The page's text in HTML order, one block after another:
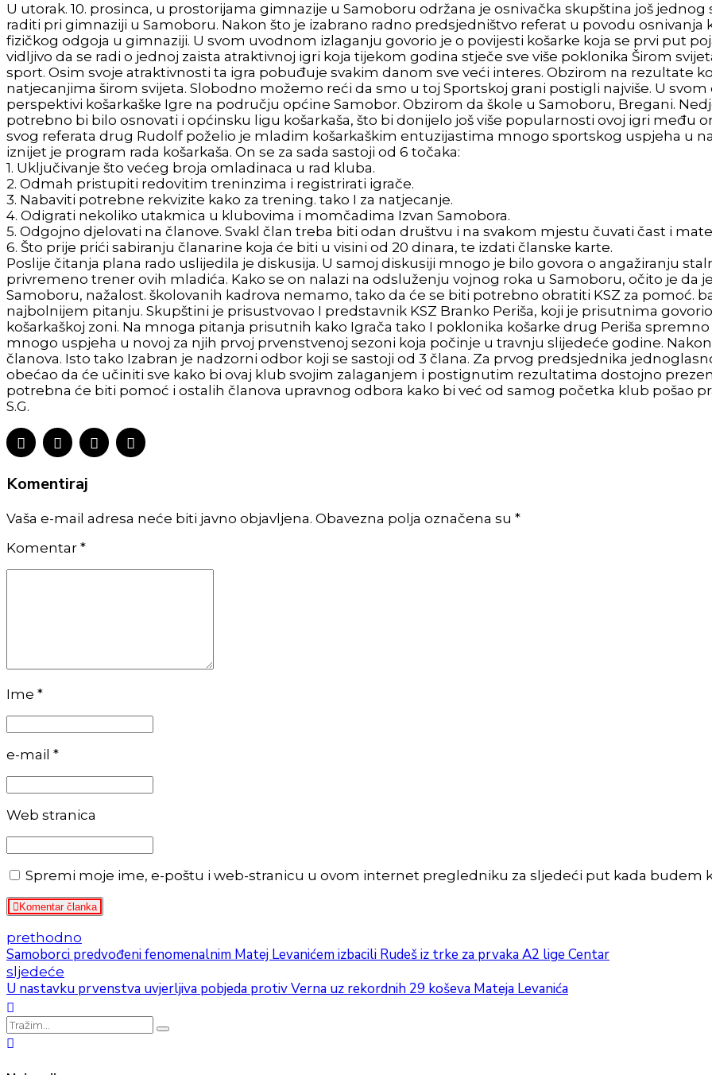
U utorak. 10. prosinca, u prostorijama gimnazije u Samoboru održana je osnivačka skupština još
raditi pri gimnaziji u Samoboru. Nakon što je izabrano radno predsjedništvo referat u povodu osnivanja
fizičkog odgoja u gimnaziji. U svom uvodnom izlaganju govorio je o povijesti košarke koja se prvi put
vidljivo da se radi o jednoj zaista atraktivnoj igri koja tijekom godina stječe sve više poklonika Širom
sport. Osim svoje atraktivnosti ta igra pobuđuje svakim danom sve veći interes. Obzirom na rezultate
natjecanjima širom svijeta. Slobodno možemo reći da smo u toj Sportskoj grani postigli najviše. U
perspektivi košarkaške Igre na području općine Samobor. Obzirom da škole u Samoboru, Bregani.
potrebno bi bilo osnovati i općinsku ligu košarkaša, što bi donijelo još više popularnosti ovoj igri među
svog referata drug Rudolf poželio je mladim košarkaškim entuzijastima mnogo sportskog uspjeha u
iznijet je program rada košarkaša. On se za sada sastoji od 6 točaka:
1. Uključivanje što većeg broja omladinaca u rad kluba.
2. Odmah pristupiti redovitim treninzima i registrirati igrače.
3. Nabaviti potrebne rekvizite kako za trening. tako I za natjecanje.
4. Odigrati nekoliko utakmica u klubovima i momčadima Izvan Samobora.
5. Odgojno djelovati na članove. Svakl član treba biti odan društvu i na svakom mjestu čuvati čast i
6. Što prije prići sabiranju članarine koja će biti u visini od 20 dinara, te izdati članske karte.
Poslije čitanja plana rado uslijedila je diskusija. U samoj diskusiji mnogo je bilo govora o angažiranju
privremeno trener ovih mladića. Kako se on nalazi na odsluženju vojnog roka u Samoboru, očito je
Samoboru, nažalost. školovanih kadrova nemamo, tako da će se biti potrebno obratiti KSZ za pomoć.
najbolnijem pitanju. Skupštini je prisustvovao I predstavnik KSZ Branko Periša, koji je prisutnima
košarkaškoj zoni. Na mnoga pitanja prisutnih kako Igrača tako I poklonika košarke drug Periša
mnogo uspjeha u novoj za njih prvoj prvenstvenoj sezoni koja počinje u travnju slijedeće godine.
članova. Isto tako Izabran je nadzorni odbor koji se sastoji od 3 člana. Za prvog predsjednika
obećao da će učiniti sve kako bi ovaj klub svojim zalaganjem i postignutim rezultatima dostojno
potrebna će biti pomoć i ostalih članova upravnog odbora kako bi već od samog početka klub pošao
S.G.
Komentiraj
Vaša e-mail adresa neće biti javno objavljena. Obavezna polja označena su *
Komentar *
Ime *
e-mail *
Web stranica
Spremi moje ime, e-poštu i web-stranicu u ovom internet pregledniku za sljedeći put kada budem
Komentar članka
prethodno
Samoborci predvođeni fenomenalnim Matej Levanićem izbacili Rudeš iz trke za prvaka A2 lige Centar
sljedeće
U nastavku prvenstva uvjerljiva pobjeda protiv Verna uz rekordnih 29 koševa Mateja Levanića